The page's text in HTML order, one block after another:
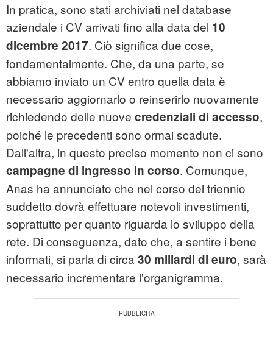
In pratica, sono stati archiviati nel database
aziendale i CV arrivati fino alla data del 10
dicembre 2017. Ciò significa due cose,
fondamentalmente. Che, da una parte, se
abbiamo inviato un CV entro quella data è
necessario aggiornarlo o reinserirlo nuovamente
richiedendo delle nuove credenziali di accesso,
poiché le precedenti sono ormai scadute.
Dall'altra, in questo preciso momento non ci sono
campagne di ingresso in corso. Comunque,
Anas ha annunciato che nel corso del triennio
suddetto dovrà effettuare notevoli investimenti,
soprattutto per quanto riguarda lo sviluppo della
rete. Di conseguenza, dato che, a sentire i bene
informati, si parla di circa 30 miliardi di euro, sarà
necessario incrementare l'organigramma.